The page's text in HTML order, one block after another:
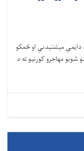
دایمي مېشتېدنې او ځمکو
شویو مهاجرو کورنیو ته د